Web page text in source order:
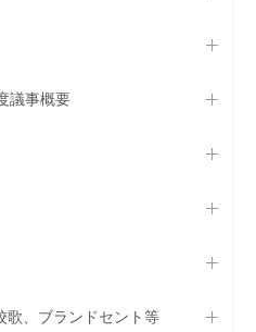
議事概要
歌、ブランドセント等